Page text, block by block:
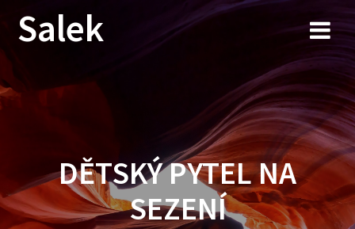
Przejdź
do
Salek
DĚTSKÝ PYTEL NA
SEZENÍ